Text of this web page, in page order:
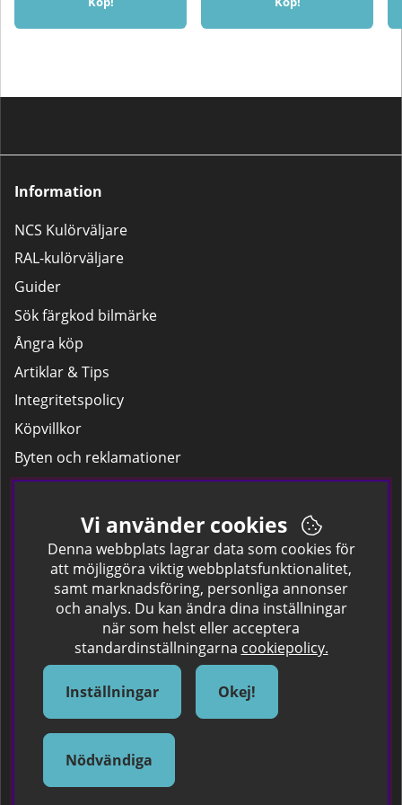
utan dyra verkstadsbesök.✅
Fördelar:Tillverkas efter bilens
repor och små lackskadorPassar
gångerSnabb och enkel
livslängd och pålitlig
prestandaEnkel att använda med
järn och plast. Klickskrapan
i praktiska 10-pack med
Information
NCS Kulörväljare
RAL-kulörväljare
Guider
Sök färgkod bilmärke
Ångra köp
Artiklar & Tips
Integritetspolicy
Köpvillkor
Byten och reklamationer
Leverans
Hitta färgkoden på bilen.
Företagskund
Om oss
Om Spraycan
IKEA Färger
Sök Säkerhetsdatablad
Samarbete / Dyhrs Garage
Vi använder cookies
Denna webbplats lagrar data som cookies för
att möjliggöra viktig webbplatsfunktionalitet,
samt marknadsföring, personliga annonser
och analys. Du kan ändra dina inställningar
när som helst eller acceptera
standardinställningarna cookiepolicy.
Inställningar Okej!
Nödvändiga